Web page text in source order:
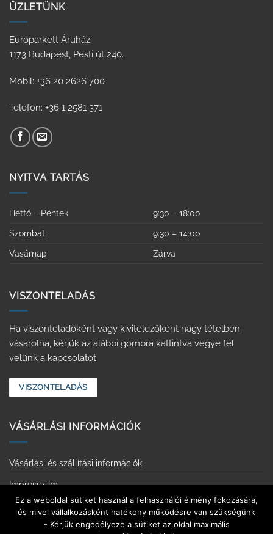
ÜZLETÜNK
Europarkett Áruház
1173 Budapest, Pesti út 240.
Mobil: +36 20 2626 700
Telefon: +36 1 2581 371
NYITVA TARTÁS
Hétfő – Péntek
9:30 – 18:00
Szombat
9:30 – 14:00
Vasárnap
Zárva
VISZONTELADÁS
Ha viszonteladóként vagy kivitelezőként nagy tételben
vásárolna, kérjük az alábbi gombra kattintva vegye fel
velünk a kapcsolatot:
VISZONTELADÁS
VÁSÁRLÁSI INFORMÁCIÓK
Vásárlási és szállítási információk
Impresszum
Adatvédelmi tájékoztató
Érintkezésmentes vásárlás
Ez a weboldal sütiket használ a felhasználói élmény fokozására,
és mivel vállalkozásként hatékony működésre van szükségünk
- Kérjük engedélyeze a sütiket az oldal maximális